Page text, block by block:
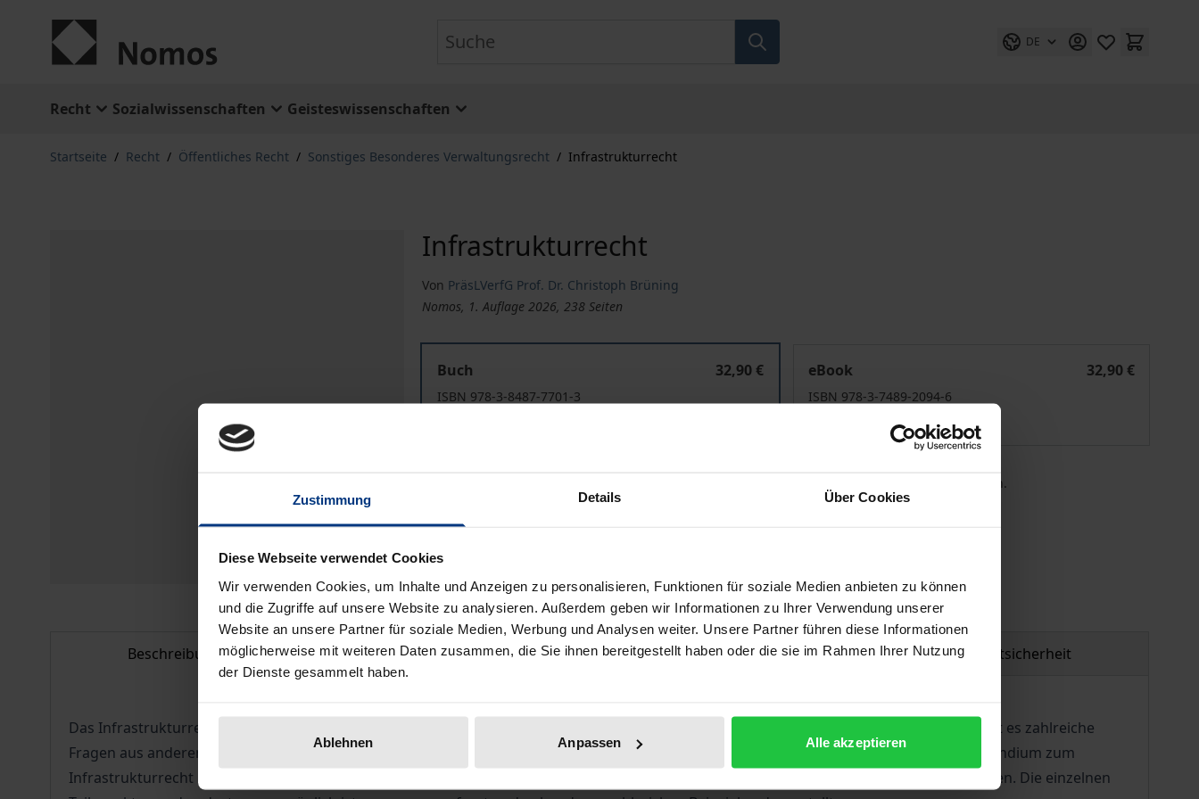
Zustimmung Details Über Cookies
Diese Webseite verwendet Cookies
Wir verwenden Cookies, um Inhalte und Anzeigen zu personalisieren, Funktionen für soziale Medien anbieten zu können
und die Zugriffe auf unsere Website zu analysieren. Außerdem geben wir Informationen zu Ihrer Verwendung unserer
Website an unsere Partner für soziale Medien, Werbung und Analysen weiter. Unsere Partner führen diese Informationen
möglicherweise mit weiteren Daten zusammen, die Sie ihnen bereitgestellt haben oder die sie im Rahmen Ihrer Nutzung
der Dienste gesammelt haben.
Ablehnen Anpassen Alle akzeptieren
DE
Recht Sozialwissenschaften Geisteswissenschaften
Startseite / Recht / Öffentliches Recht / Sonstiges Besonderes Verwaltungsrecht / Infrastrukturrecht
Infrastrukturrecht
Von PräsLVerfG Prof. Dr. Christoph Brüning
Nomos, 1. Auflage 2026, 238 Seiten
Buch
32,90 €
ISBN 978-3-8487-7701-3
eBook
32,90 €
ISBN 978-3-7489-2094-6
Preisangaben inkl. MwSt. Abhängig von der Lieferadresse kann die MwSt. an der Kasse variieren.
In den Warenkorb
Hinweise zu Versandkosten
Beschreibung Bibliografische Angaben Zusatzmaterial Produktsicherheit
Das Infrastrukturrecht gewinnt in der juristischen Ausbildung immer größere Bedeutung. Als typisches Querschnittsrechtsgebiet umfasst es zahlreiche
Fragen aus anderen Teilrechtsbereichen, etwa dem Planungs- und Baurecht, dem Energierecht, oder dem Straßenrecht. Das neue Kompendium zum
Infrastrukturrecht macht es sich zur Aufgabe, den Stoff dieses noch jungen Rechtsgebiets zu strukturieren und übersichtlich aufzubereiten. Die einzelnen